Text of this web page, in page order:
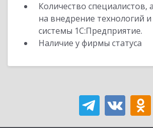
Количество специалистов,
на внедрение технологий
системы 1С:Предприятие.
Наличие у фирмы статуса